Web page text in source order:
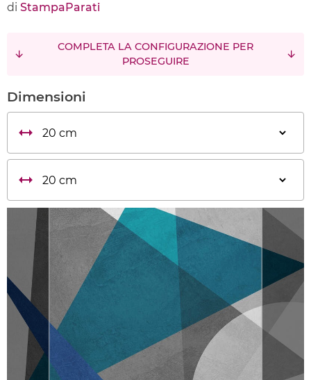
di StampaParati
COMPLETA LA CONFIGURAZIONE PER
PROSEGUIRE
Dimensioni